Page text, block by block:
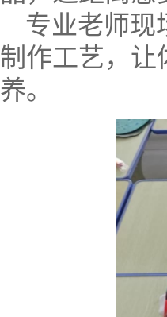
专业老师现
制作工艺，让
养。